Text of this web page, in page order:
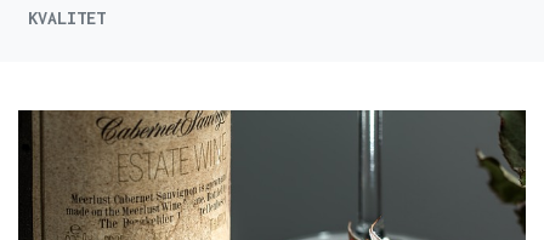
KVALITET